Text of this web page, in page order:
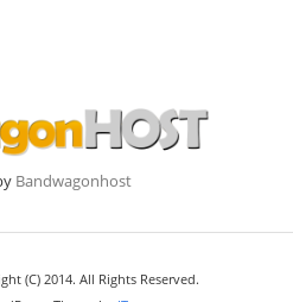
Bandwagonhost
(C) 2014. All Rights Reserved.